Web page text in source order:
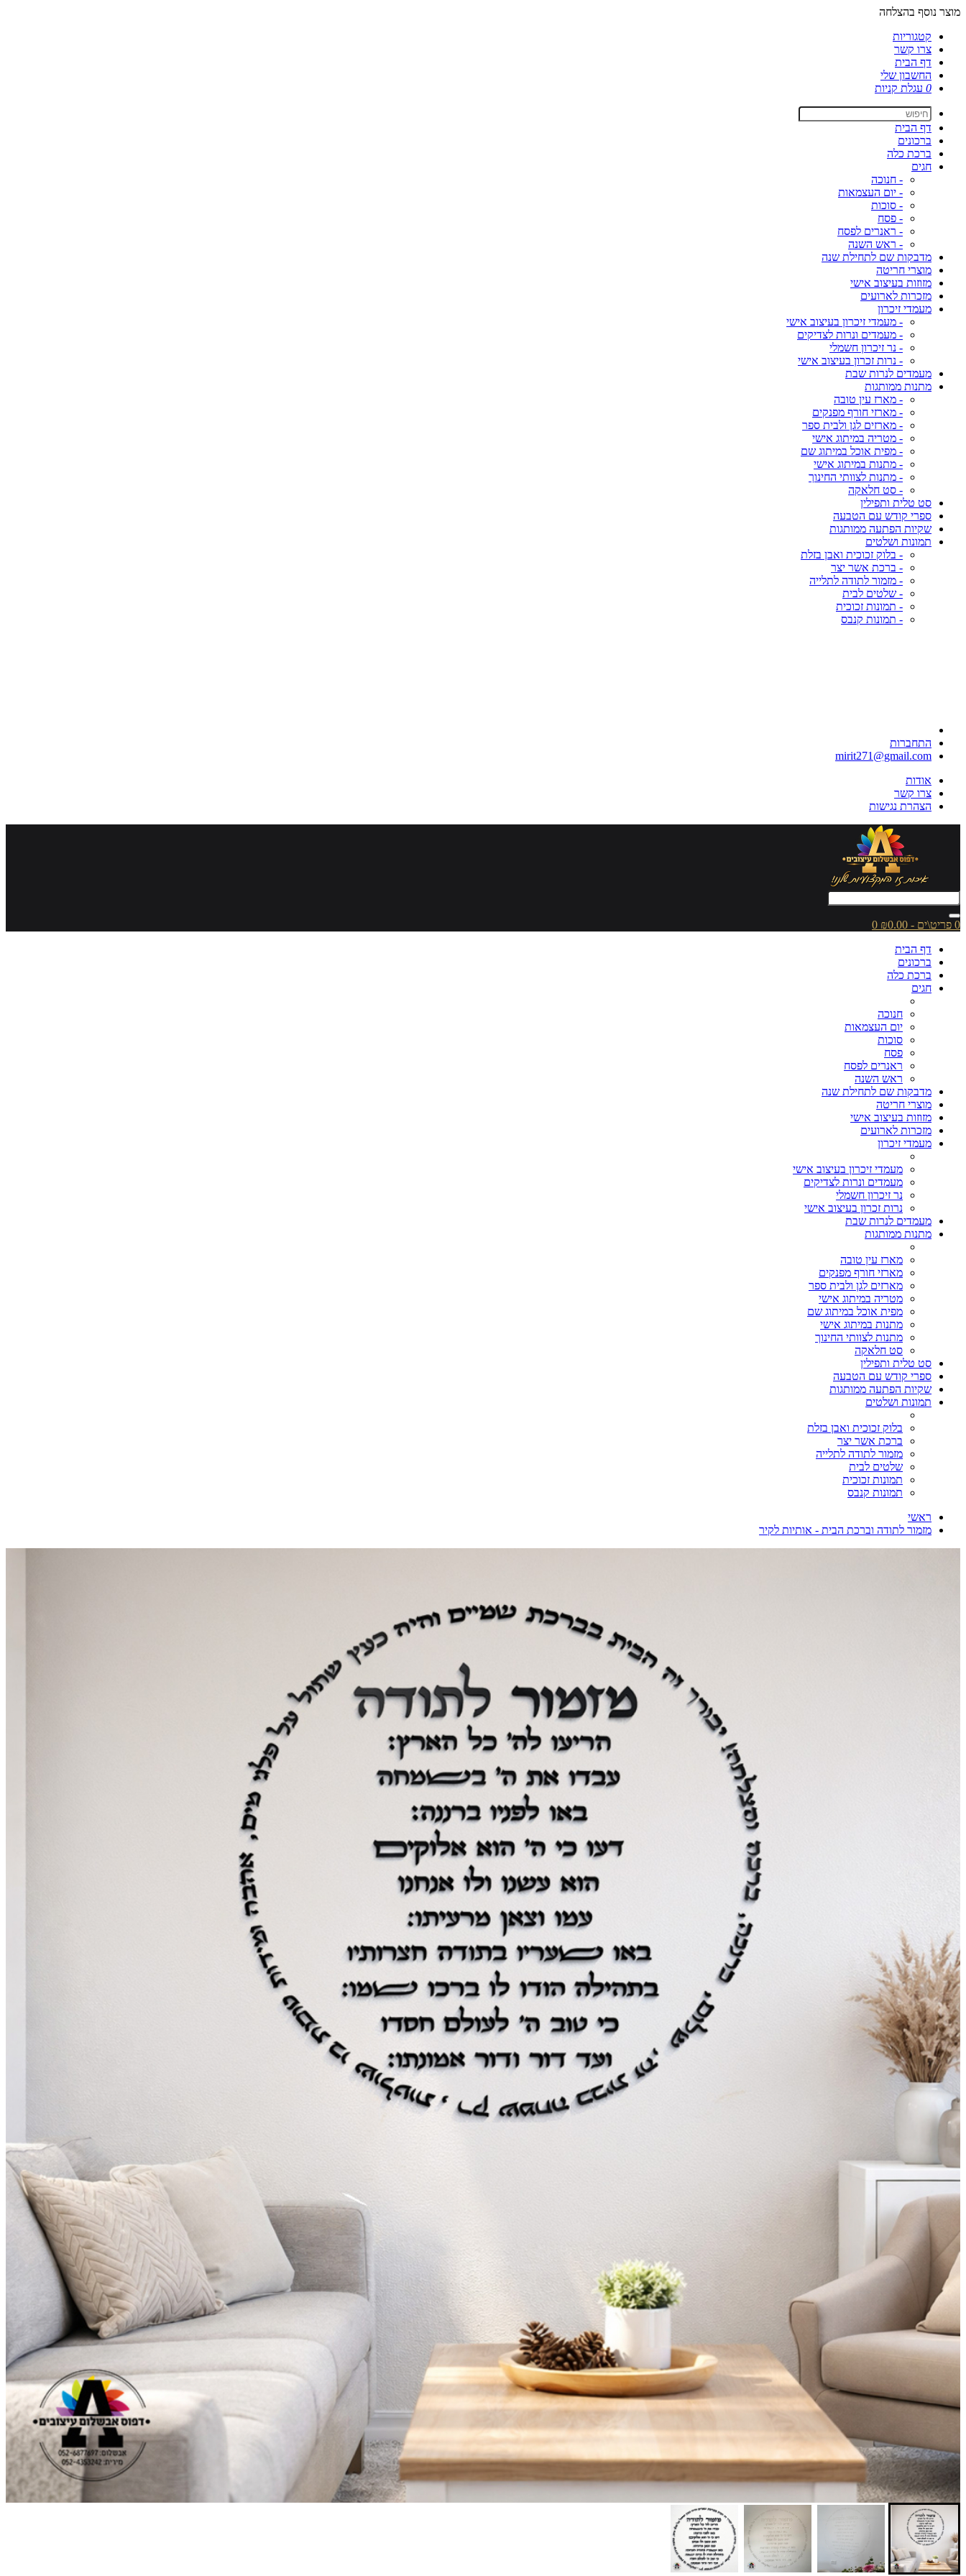
מוצר נוסף בהצלחה
קטגוריות
צרו קשר
דף הבית
החשבון שלי
0 עגלת קניות
דף הבית
ברכונים
ברכת כלה
חגים
- חנוכה
- יום העצמאות
- סוכות
- פסח
- ראנרים לפסח
- ראש השנה
מדבקות שם לתחילת שנה
מוצרי חריטה
מזוזות בעיצוב אישי
מזכרות לארועים
מעמדי זיכרון
- מעמדי זיכרון בעיצוב אישי
- מעמדים ונרות לצדיקים
- נר זיכרון חשמלי
- נרות זכרון בעיצוב אישי
מעמדים לנרות שבת
מתנות ממותגות
- מארז עין טובה
- מארזי חורף מפנקים
- מארזים לגן ולבית ספר
- מטריה במיתוג אישי
- מפית אוכל במיתוג שם
- מתנות במיתוג אישי
- מתנות לצוותי החינוך
- סט חלאקה
סט טלית ותפילין
ספרי קודש עם הטבעה
שקיות הפתעה ממותגות
תמונות ושלטים
- בלוק זכוכית ואבן בזלת
- ברכת אשר יצר
- מזמור לתודה לתלייה
- שלטים לבית
- תמונות זכוכית
- תמונות קנבס
התחברות
mirit271@gmail.com
אודות
צרו קשר
הצהרת נגישות
0 פריט\ים - ₪0.00
0
דף הבית
ברכונים
ברכת כלה
חגים
חנוכה
יום העצמאות
סוכות
פסח
ראנרים לפסח
ראש השנה
מדבקות שם לתחילת שנה
מוצרי חריטה
מזוזות בעיצוב אישי
מזכרות לארועים
מעמדי זיכרון
מעמדי זיכרון בעיצוב אישי
מעמדים ונרות לצדיקים
נר זיכרון חשמלי
נרות זכרון בעיצוב אישי
מעמדים לנרות שבת
מתנות ממותגות
מארז עין טובה
מארזי חורף מפנקים
מארזים לגן ולבית ספר
מטריה במיתוג אישי
מפית אוכל במיתוג שם
מתנות במיתוג אישי
מתנות לצוותי החינוך
סט חלאקה
סט טלית ותפילין
ספרי קודש עם הטבעה
שקיות הפתעה ממותגות
תמונות ושלטים
בלוק זכוכית ואבן בזלת
ברכת אשר יצר
מזמור לתודה לתלייה
שלטים לבית
תמונות זכוכית
תמונות קנבס
ראשי
מזמור לתודה וברכת הבית - אותיות לקיר